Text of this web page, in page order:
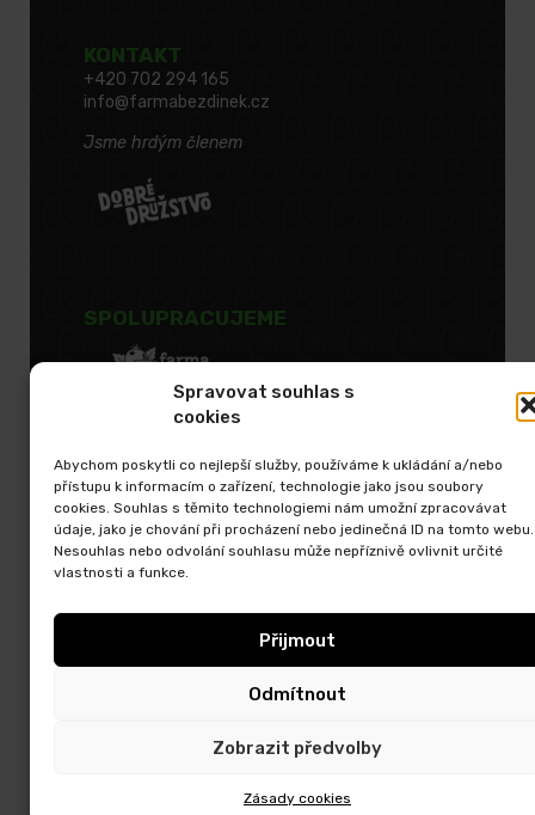
Spravovat souhlas s
cookies
Abychom poskytli co nejlepší služby, používáme k ukládání a/nebo
přístupu k informacím o zařízení, technologie jako jsou soubory
cookies. Souhlas s těmito technologiemi nám umožní zpracovávat
údaje, jako je chování při procházení nebo jedinečná ID na tomto webu.
Nesouhlas nebo odvolání souhlasu může nepříznivě ovlivnit určité
vlastnosti a funkce.
Přijmout
Odmítnout
Zobrazit předvolby
Zásady cookiesKDE NAKOUPIT
KONTAKT
+420 702 294 165
info@farmabezdinek.cz
Jsme hrdým členem
SPOLUPRACUJEME